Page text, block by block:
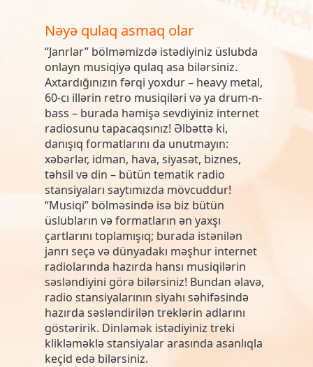
Nəyə qulaq asmaq olar
“Janrlar” bölməmizdə istədiyiniz üslubda
onlayn musiqiyə qulaq asa bilərsiniz.
Axtardığınızın fərqi yoxdur – heavy metal,
60-cı illərin retro musiqiləri və ya drum-n-
bass – burada həmişə sevdiyiniz internet
radiosunu tapacaqsınız! Əlbəttə ki,
danışıq formatlarını da unutmayın:
xəbərlər, idman, hava, siyasət, biznes,
təhsil və din – bütün tematik radio
stansiyaları saytımızda mövcuddur!
“Musiqi” bölməsində isə biz bütün
üslubların və formatların ən yaxşı
çartlarını toplamışıq; burada istənilən
janrı seçə və dünyadakı məşhur internet
radiolarında hazırda hansı musiqilərin
səsləndiyini görə bilərsiniz! Bundan əlavə,
radio stansiyalarının siyahı səhifəsində
hazırda səsləndirilən treklərin adlarını
göstəririk. Dinləmək istədiyiniz treki
klikləməklə stansiyalar arasında asanlıqla
keçid edə bilərsiniz.